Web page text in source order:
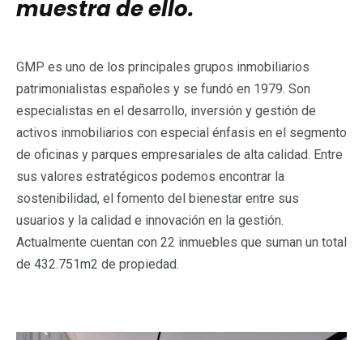
muestra de ello.
GMP es uno de los principales grupos inmobiliarios
patrimonialistas españoles y se fundó en 1979. Son
especialistas en el desarrollo, inversión y gestión de
activos inmobiliarios con especial énfasis en el segmento
de oficinas y parques empresariales de alta calidad. Entre
sus valores estratégicos podemos encontrar la
sostenibilidad, el fomento del bienestar entre sus
usuarios y la calidad e innovación en la gestión.
Actualmente cuentan con 22 inmuebles que suman un total
de 432.751m2 de propiedad.